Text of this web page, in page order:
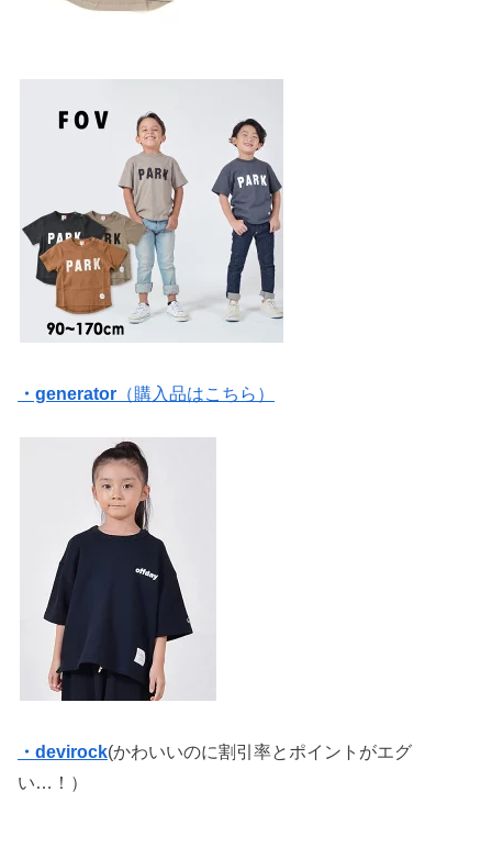
・generator （購入品はこちら）
・devirock(かわいいのに割引率とポイントがエグ
い…！）